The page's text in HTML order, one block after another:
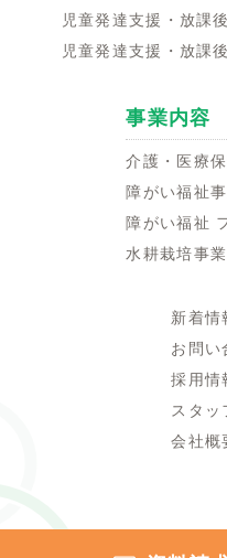
児童発達支援・放課
児童発達支援・放課
事業内容
介護・医療
障がい福祉
障がい福祉
水耕栽培事業
新着情
お問い
採用情
スタッ
会社概